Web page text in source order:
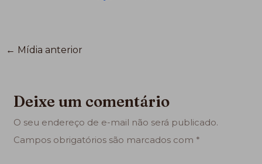
← Mídia anterior
Deixe um comentário
O seu endereço de e-mail não será publicado.
Campos obrigatórios são marcados com *